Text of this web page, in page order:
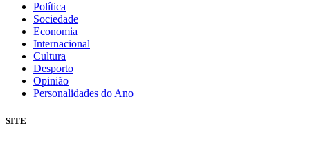
Política
Sociedade
Economia
Internacional
Cultura
Desporto
Opinião
Personalidades do Ano
SITE